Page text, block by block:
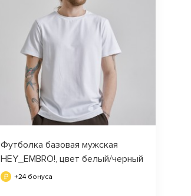
Футболка базовая мужская
HEY_EMBRO!, цвет белый/черный
+24 бонуса